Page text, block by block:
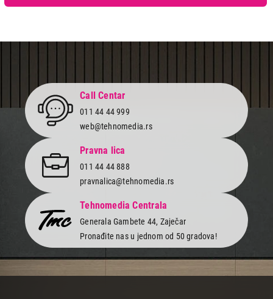
Call Centar
011 44 44 999
web@tehnomedia.rs
Pravna lica
011 44 44 888
pravnalica@tehnomedia.rs
Tehnomedia Centrala
Generala Gambete 44, Zaječar
Pronađite nas u jednom od 50 gradova!